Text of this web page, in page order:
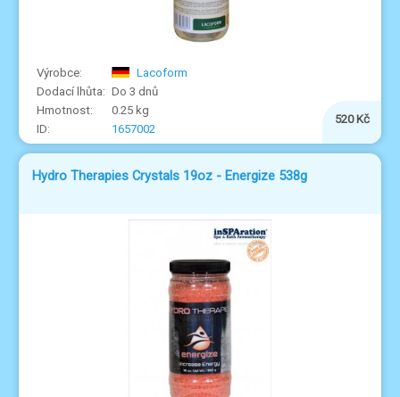
Lacoform
Do 3 dnů
0.25 kg
1657002
520 Kč
Hydro Therapies Crystals 19oz - Energize 538g